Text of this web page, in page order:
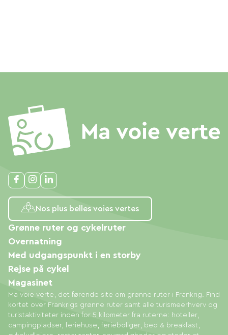
Nos plus belles voies vertes
Ma voie verte, det førende site om grønne ruter i Frankrig. Find
kortet over Frankrigs grønne ruter samt alle turismeerhverv og
turistaktiviteter inden for 5 kilometer fra ruterne: hoteller,
campingpladser, feriehuse, ferieboliger, bed & breakfast,
Grønne ruter og cykelruter
Overnatning
Med udgangspunkt i en storby
Rejse på cykel
Magasinet